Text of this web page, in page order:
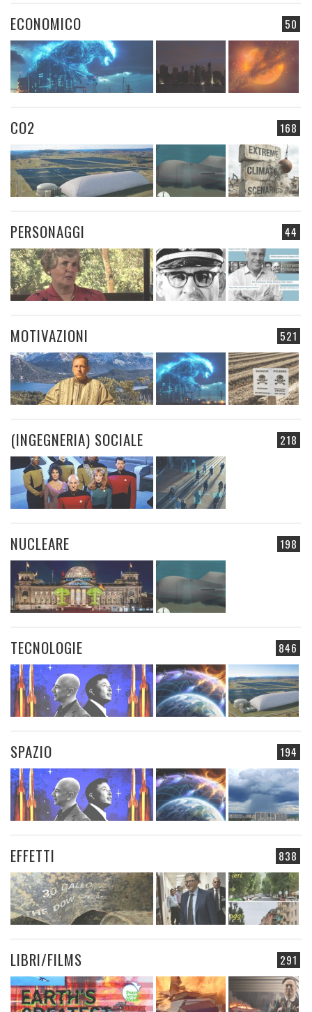
50
ECONOMICO
168
CO2
44
PERSONAGGI
521
MOTIVAZIONI
218
(INGEGNERIA) SOCIALE
198
NUCLEARE
846
TECNOLOGIE
194
SPAZIO
838
EFFETTI
291
LIBRI/FILMS